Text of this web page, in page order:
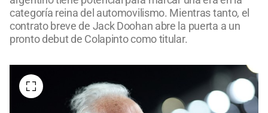
categoría reina del automovilismo. Mientras tanto, el
contrato breve de Jack Doohan abre la puerta a un
pronto debut de Colapinto como titular.